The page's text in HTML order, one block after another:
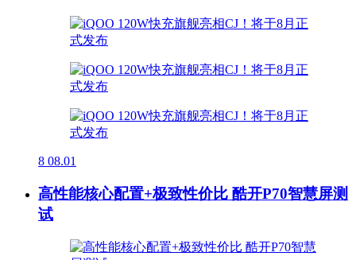
8 08.01
高性能核心配置+极致性价比 酷开P70智慧屏测
试